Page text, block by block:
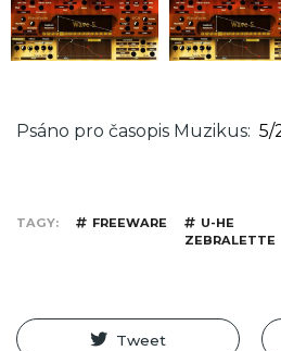
Psáno pro časopis Muzikus 5/
TAGY FREEWARE
U-HE
ZEBRALETTE
Tweet